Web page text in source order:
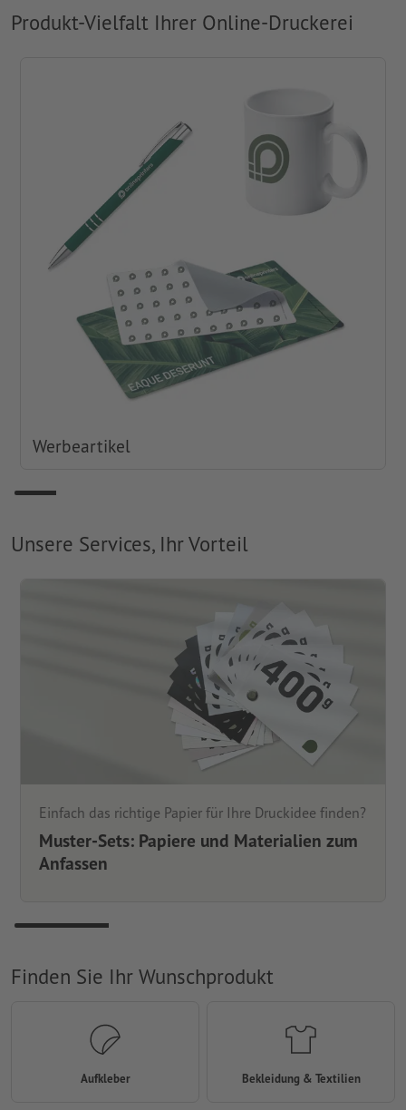
Produkt-Vielfalt Ihrer Online-Druckerei
Werbeartikel
Unsere Services, Ihr Vorteil
Einfach das richtige Papier für Ihre Druckidee finden?
Muster-Sets: Papiere und Materialien zum
Anfassen
Finden Sie Ihr Wunschprodukt
Aufkleber Bekleidung & Textilien